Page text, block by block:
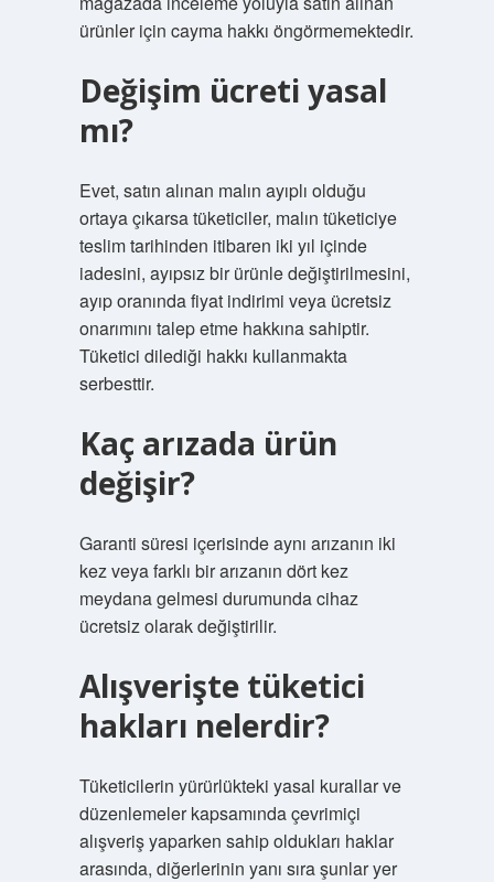
ürünler için cayma hakkı öngörmemektedir.
Değişim ücreti yasal
mı?
Evet, satın alınan malın ayıplı olduğu
ortaya çıkarsa tüketiciler, malın tüketiciye
teslim tarihinden itibaren iki yıl içinde
iadesini, ayıpsız bir ürünle değiştirilmesini,
ayıp oranında fiyat indirimi veya ücretsiz
onarımını talep etme hakkına sahiptir.
Tüketici dilediği hakkı kullanmakta
serbesttir.
Kaç arızada ürün
değişir?
Garanti süresi içerisinde aynı arızanın iki
kez veya farklı bir arızanın dört kez
meydana gelmesi durumunda cihaz
ücretsiz olarak değiştirilir.
Alışverişte tüketici
hakları nelerdir?
Tüketicilerin yürürlükteki yasal kurallar ve
düzenlemeler kapsamında çevrimiçi
alışveriş yaparken sahip oldukları haklar
arasında, diğerlerinin yanı sıra şunlar yer